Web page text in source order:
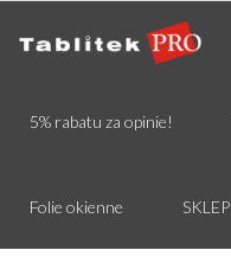
5% rabatu za opinie!
Folie okienne SKLEP